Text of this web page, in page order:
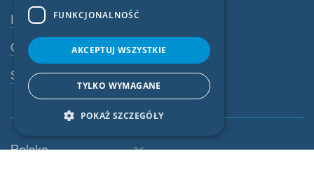
Impressum
OWU
System ostrzegania
Polska
NORWEGIAN
FUNKCJONALNOŚĆ
AKCEPTUJ WSZYSTKIE
TYLKO WYMAGANE
POKAŻ SZCZEGÓŁY